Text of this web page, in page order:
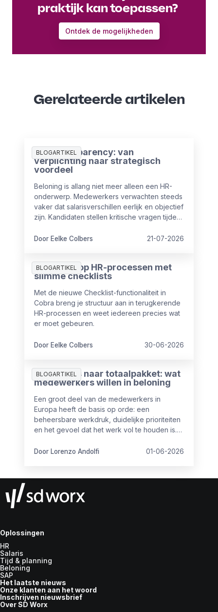
praktijk kan toepassen?
Ontdek de mogelijkheden
Gerelateerde artikelen
BLOGARTIKEL
Pay Transparency: van
verplichting naar strategisch
voordeel
Beloning is allang niet meer alleen een HR-
onderwerp. Medewerkers verwachten steeds
vaker dat salarisverschillen eerlijk en objectief
zijn. Kandidaten stellen kritische vragen tijdens
nemen de eisen rondom transparantie toe.
Door Eelke Colbers 21-07-2026
BLOGARTIKEL
Meer grip op HR-processen met
slimme checklists
Met de nieuwe Checklist-functionaliteit in
Cobra breng je structuur aan in terugkerende
HR-processen en weet iedereen precies wat
er moet gebeuren.
Door Eelke Colbers 30-06-2026
BLOGARTIKEL
Van salaris naar totaalpakket: wat
medewerkers willen in beloning
Een groot deel van de medewerkers in
Europa heeft de basis op orde: een
beheersbare werkdruk, duidelijke prioriteiten
en het gevoel dat het werk vol te houden is.
orde.
Door Lorenzo Andolfi 01-06-2026
Oplossingen
HR
Salaris
Tijd & planning
Beloning
SAP
Het laatste nieuws
Onze klanten aan het woord
Inschrijven nieuwsbrief
Over SD Worx